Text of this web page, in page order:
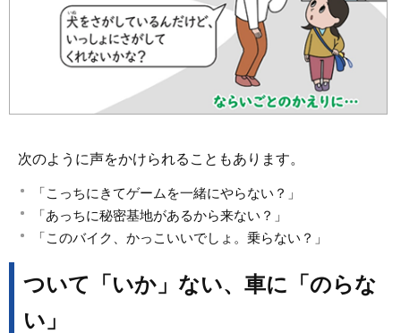
次のように声をかけられることもあります。
「こっちにきてゲームを一緒にやらない？」
「あっちに秘密基地があるから来ない？」
「このバイク、かっこいいでしょ。乗らない？」
ついて「いか」ない、車に「のらな
い」